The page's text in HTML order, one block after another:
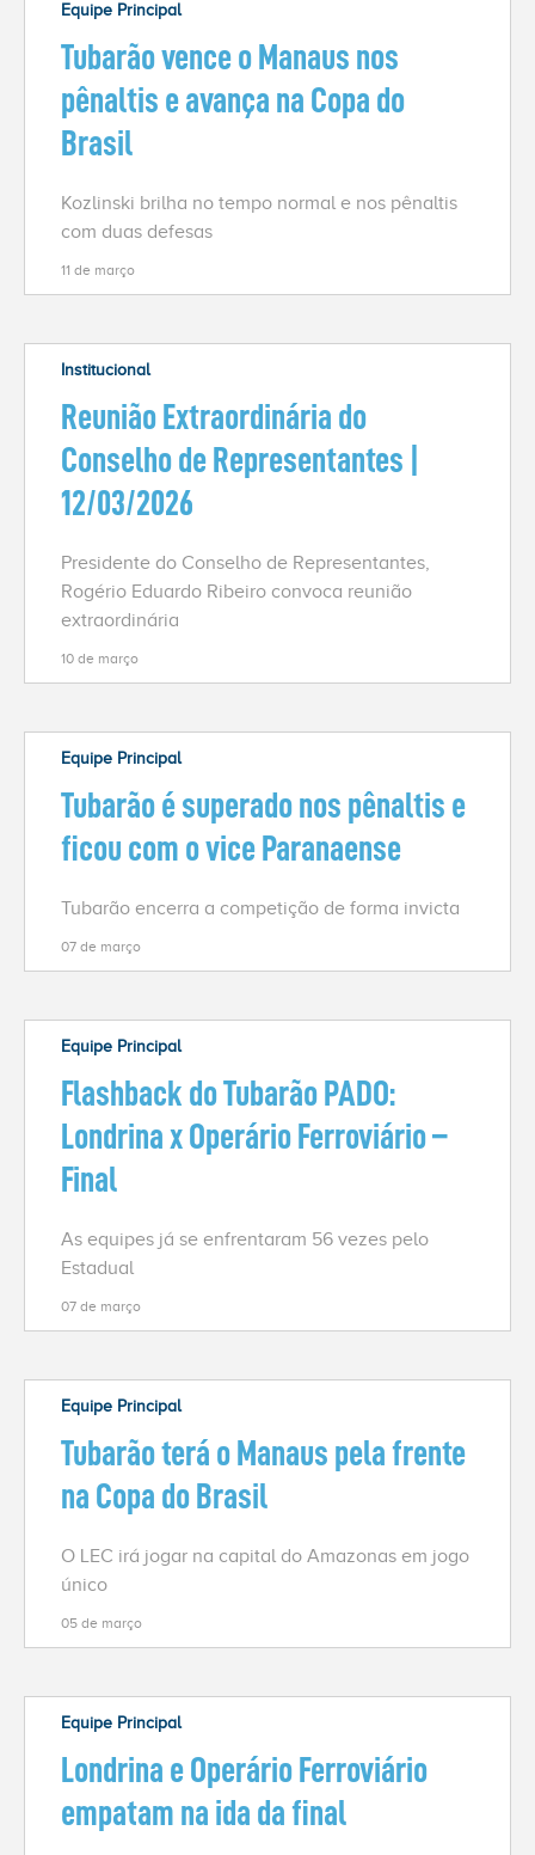
Equipe Principal
Tubarão vence o Manaus nos
pênaltis e avança na Copa do
Brasil
Kozlinski brilha no tempo normal e nos pênaltis
com duas defesas
11 de março
Institucional
Reunião Extraordinária do
Conselho de Representantes |
12/03/2026
Presidente do Conselho de Representantes,
Rogério Eduardo Ribeiro convoca reunião
extraordinária
10 de março
Equipe Principal
Tubarão é superado nos pênaltis e
ficou com o vice Paranaense
Tubarão encerra a competição de forma invicta
07 de março
Equipe Principal
Flashback do Tubarão PADO:
Londrina x Operário Ferroviário –
Final
As equipes já se enfrentaram 56 vezes pelo
Estadual
07 de março
Equipe Principal
Tubarão terá o Manaus pela frente
na Copa do Brasil
O LEC irá jogar na capital do Amazonas em jogo
único
05 de março
Equipe Principal
Londrina e Operário Ferroviário
empatam na ida da final